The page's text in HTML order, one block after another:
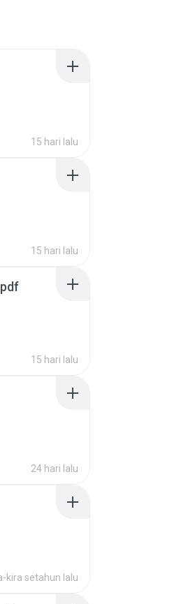
15 hari lalu
15 hari lalu
15 hari lalu
24 hari lalu
kira setahun lalu